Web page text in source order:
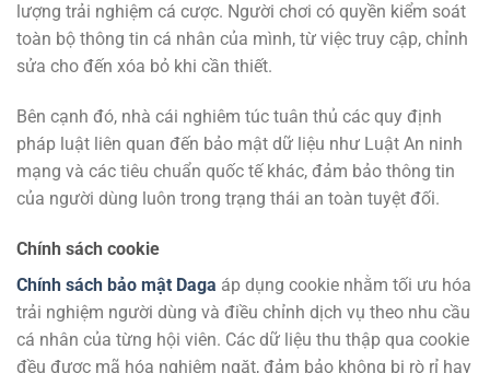
lượng trải nghiệm cá cược. Người chơi có quyền kiểm soát
toàn bộ thông tin cá nhân của mình, từ việc truy cập, chỉnh
sửa cho đến xóa bỏ khi cần thiết.
Bên cạnh đó, nhà cái nghiêm túc tuân thủ các quy định
pháp luật liên quan đến bảo mật dữ liệu như Luật An ninh
mạng và các tiêu chuẩn quốc tế khác, đảm bảo thông tin
của người dùng luôn trong trạng thái an toàn tuyệt đối.
Chính sách cookie
Chính sách bảo mật Daga áp dụng cookie nhằm tối ưu hóa
trải nghiệm người dùng và điều chỉnh dịch vụ theo nhu cầu
cá nhân của từng hội viên. Các dữ liệu thu thập qua cookie
đều được mã hóa nghiêm ngặt, đảm bảo không bị rò rỉ hay